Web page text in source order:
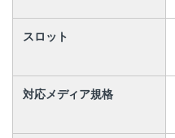
スロット
対応メディア規格